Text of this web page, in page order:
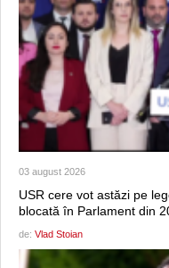
03 august 2026
USR cere vot astăzi pe
blocată în Parlament din
de: Vlad Stoian